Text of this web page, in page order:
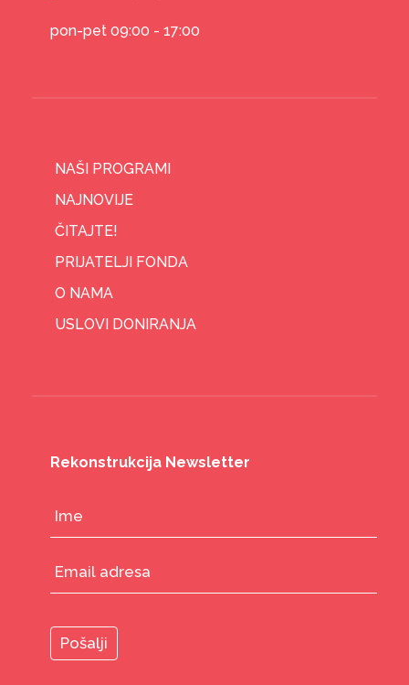
pon-pet 09:00 - 17:00
NAŠI PROGRAMI
NAJNOVIJE
ČITAJTE!
PRIJATELJI FONDA
O NAMA
USLOVI DONIRANJA
Rekonstrukcija Newsletter